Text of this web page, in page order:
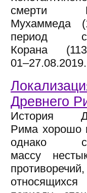
смерти
Мухаммеда
период
Корана
01–27.08.2019.
Древнего
История
Рима хорошо
однако
массу
противоречий,